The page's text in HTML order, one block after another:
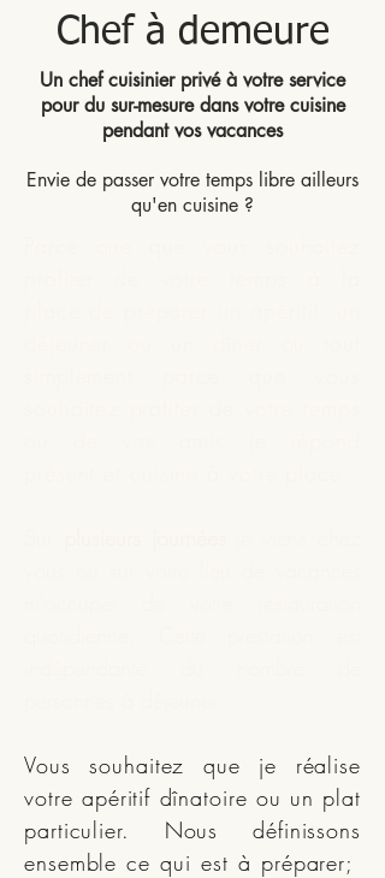
Chef à demeure
Un chef cuisinier privé à votre service
pour du sur-mesure dans votre cuisine
pendant vos vacances
Envie de passer votre temps libre ailleurs
qu'en cuisine ?
Vous souhaitez que je réalise
votre apéritif dînatoire ou un plat
particulier. Nous définissons
ensemble ce qui est à préparer;